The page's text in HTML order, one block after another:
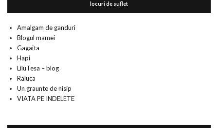
locuri de suflet
Amalgam de ganduri
Blogul mamei
Gagaita
Hapi
LiluTesa – blog
Raluca
Un graunte de nisip
VIATA PE INDELETE